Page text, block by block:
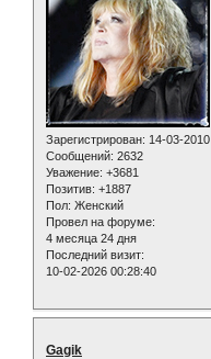
Зарегистрирован: 14-03-2010
Сообщений: 2632
Уважение: +3681
Позитив: +1887
Пол: Женский
Провел на форуме:
4 месяца 24 дня
Последний визит:
10-02-2026 00:28:40
Gagik